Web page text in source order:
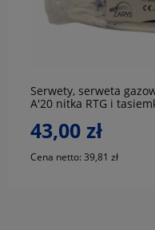
Serwety, serweta
A'20 nitka RTG i
43,00 zł
Cena netto: 39,81 zł